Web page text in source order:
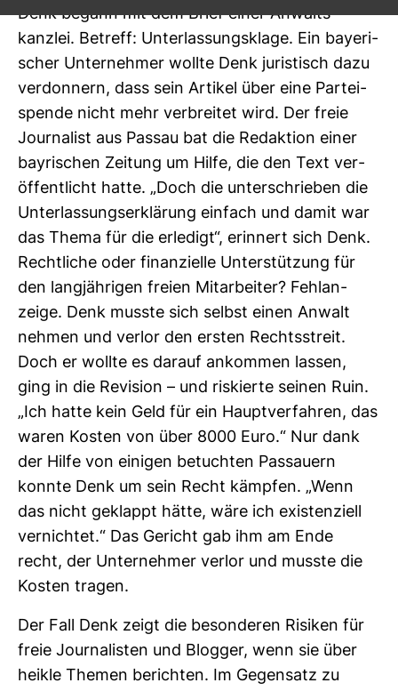
Denk begann mit dem Brief einer Anwalts­
kanzlei. Betreff: Unter­las­sungs­klage. Ein baye­ri­
scher Unter­nehmer wollte Denk juris­tisch dazu
ver­don­nern, dass sein Artikel über eine Par­tei­
spende nicht mehr ver­breitet wird. Der freie
Jour­na­list aus Passau bat die Redak­tion einer
bay­ri­schen Zei­tung um Hilfe, die den Text ver­
öf­fent­licht hatte. „Doch die unter­schrieben die
Unter­las­sungs­er­klä­rung ein­fach und damit war
das Thema für die erle­digt“, erin­nert sich Denk.
Recht­liche oder finan­zi­elle Unter­stüt­zung für
den lang­jäh­rigen freien Mit­ar­beiter? Fehl­an­
zeige. Denk musste sich selbst einen Anwalt
nehmen und verlor den ersten Rechts­streit.
Doch er wollte es darauf ankommen lassen,
ging in die Revi­sion – und ris­kierte seinen Ruin.
„Ich hatte kein Geld für ein Haupt­ver­fahren, das
waren Kosten von über 8000 Euro.“ Nur dank
der Hilfe von einigen betuchten Pas­sauern
konnte Denk um sein Recht kämpfen. „Wenn
das nicht geklappt hätte, wäre ich exis­ten­ziell
ver­nichtet.“ Das Gericht gab ihm am Ende
recht, der Unter­nehmer verlor und musste die
Kosten tragen.
Der Fall Denk zeigt die beson­deren Risiken für
freie Jour­na­listen und Blogger, wenn sie über
heikle Themen berichten. Im Gegen­satz zu